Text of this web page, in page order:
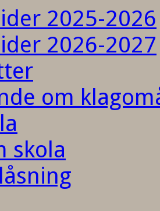
2025-2026
2026-2027
om
skola